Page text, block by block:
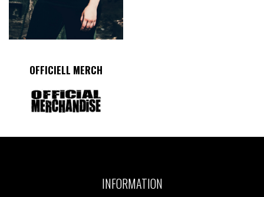
OFFICIELL MERCH
INFORMATION